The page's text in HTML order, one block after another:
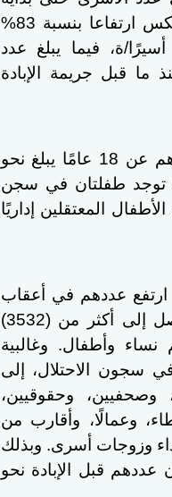
نيسان/أبريل 2026 أكثر من (9600) أسير/ة، وهو ما يعكس ارتفاعا بنسبة 83%
بعددهم قبل الإبادة، والذي بلغ حينها (5250) أسيرًا/ة، فيما يبلغ عدد
منذ ما قبل جريمة الإبادة
ولفتت إلى أن عدد المعتقلين الأطفال ممن تقل أعمارهم عن 18 عامًا يبلغ نحو
توجد طفلتان في سجن
أنه وحتى نهاية عام 2025 بلغ عدد الأطفال المعتقلين إداريًا
ارتفع عددهم في أعقاب
جريمة الإبادة الجماعية بوتيرة غير مسبوقة تاريخيًا، ليصل إلى أكثر من (3532)
نيسان/أبريل 2026، من بينهم نساء وأطفال. وغالبية
سجون الاحتلال، إلى
وحقوقيين،
وعمالًا، وأقارب من
وزوجات أسرى. وبذلك
قبل الإبادة نحو